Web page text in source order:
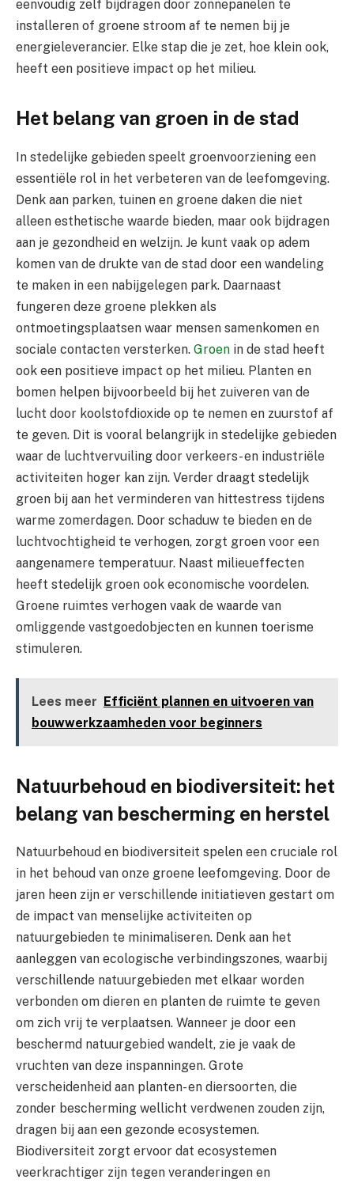
eenvoudig zelf bijdragen door zonnepanelen te
installeren of groene stroom af te nemen bij je
energieleverancier. Elke stap die je zet, hoe klein ook,
heeft een positieve impact op het milieu.
Het belang van groen in de stad
In stedelijke gebieden speelt groenvoorziening een
essentiële rol in het verbeteren van de leefomgeving.
Denk aan parken, tuinen en groene daken die niet
alleen esthetische waarde bieden, maar ook bijdragen
aan je gezondheid en welzijn. Je kunt vaak op adem
komen van de drukte van de stad door een wandeling
te maken in een nabijgelegen park. Daarnaast
fungeren deze groene plekken als
ontmoetingsplaatsen waar mensen samenkomen en
sociale contacten versterken. Groen in de stad heeft
ook een positieve impact op het milieu. Planten en
bomen helpen bijvoorbeeld bij het zuiveren van de
lucht door koolstofdioxide op te nemen en zuurstof af
te geven. Dit is vooral belangrijk in stedelijke gebieden
waar de luchtvervuiling door verkeers- en industriële
activiteiten hoger kan zijn. Verder draagt stedelijk
groen bij aan het verminderen van hittestress tijdens
warme zomerdagen. Door schaduw te bieden en de
luchtvochtigheid te verhogen, zorgt groen voor een
aangenamere temperatuur. Naast milieueffecten
heeft stedelijk groen ook economische voordelen.
Groene ruimtes verhogen vaak de waarde van
omliggende vastgoedobjecten en kunnen toerisme
stimuleren.
Lees meer
Efficiënt plannen en uitvoeren van
bouwwerkzaamheden voor beginners
Natuurbehoud en biodiversiteit: het
belang van bescherming en herstel
Natuurbehoud en biodiversiteit spelen een cruciale rol
in het behoud van onze groene leefomgeving. Door de
jaren heen zijn er verschillende initiatieven gestart om
de impact van menselijke activiteiten op
natuurgebieden te minimaliseren. Denk aan het
aanleggen van ecologische verbindingszones, waarbij
verschillende natuurgebieden met elkaar worden
verbonden om dieren en planten de ruimte te geven
om zich vrij te verplaatsen. Wanneer je door een
beschermd natuurgebied wandelt, zie je vaak de
vruchten van deze inspanningen. Grote
verscheidenheid aan planten- en diersoorten, die
zonder bescherming wellicht verdwenen zouden zijn,
dragen bij aan een gezonde ecosystemen.
Biodiversiteit zorgt ervoor dat ecosystemen
veerkrachtiger zijn tegen veranderingen en